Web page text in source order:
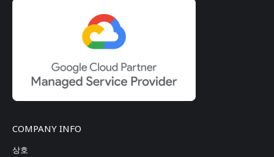
COMPANY INFO
상호